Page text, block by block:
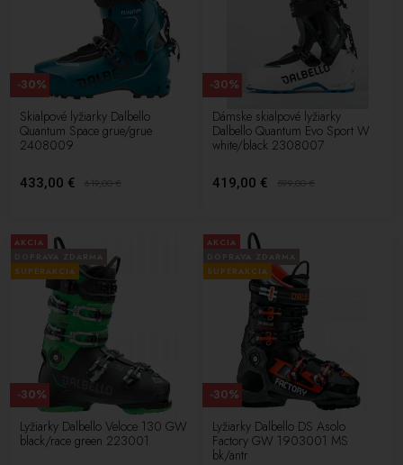
Skialpové lyžiarky Dalbello
Quantum Space grue/grue
2408009
433,00 € 619,00€
-30%
Dámske skialpové lyžiarky
Dalbello Quantum Evo Sport W
white/black 2308007
419,00 € 599,00€
-30%
AKCIA
SUPERAKCIA
Lyžiarky Dalbello Veloce 130 GW
black/race green 223001
-30%
AKCIA
SUPERAKCIA
Lyžiarky Dalbello DS Asolo
Factory GW 1903001 MS
bk/antr
-30%